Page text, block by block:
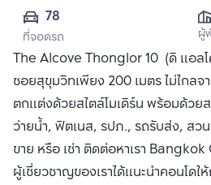
78
ที่จอดรถ ผู้
The Alcove Thonglor 10 (ดิ แอลโ
ซอยสุขุมวิทเพียง 200 เมตร ไม่ไกลจ
ตกแต่งด้วยสไตล์โมเดิร์น พร้อมด้วยส
ว่ายน้ำ, ฟิตเนส, รปภ., รถรับส่ง, สว
ขาย หรือ เช่า ติดต่อหาเรา Bangkok
ผู้เชี่ยวชาญของเราได้แนะนำคอนโดใ